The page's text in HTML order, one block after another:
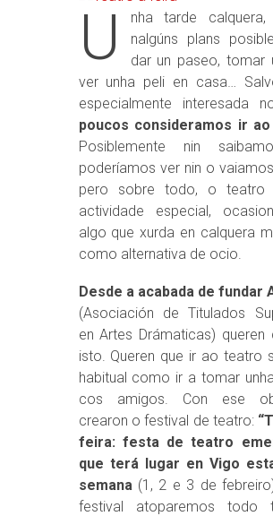
U
nha tarde calquera,
nalgúns plans
dar un paseo, tomar
ver unha peli en casa…
especialmente interesada
poucos consideramos ir
Posiblemente nin
poderíamos ver nin o
pero sobre todo, o teatro
actividade especial,
algo que xurda en calquera
como alternativa de ocio.
Desde a acabada de fundar
(Asociación de Titulados
en Artes Drámaticas) queren
isto. Queren que ir ao teatro
habitual como ir a tomar
cos amigos. Con ese
crearon o festival de teatro:
feira: festa de teatro
que terá lugar en Vigo
semana(1, 2 e 3 de
festival atoparemos todo